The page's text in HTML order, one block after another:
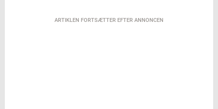
ARTIKLEN FORTSÆTTER EFTER ANNONCEN